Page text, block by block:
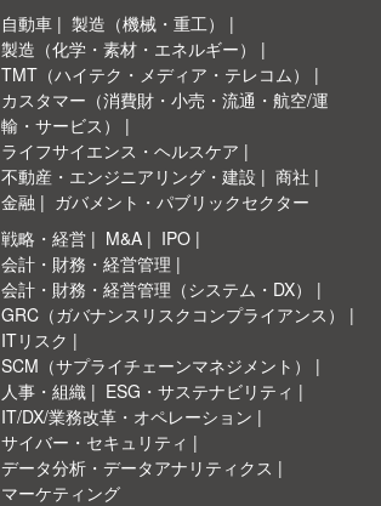
自動車
製造（機械・重工）
製造（化学・素材・エネルギー）
TMT（ハイテク・メディア・テレコム）
カスタマー（消費財・小売・流通・航空/運
輸・サービス）
ライフサイエンス・ヘルスケア
不動産・エンジニアリング・建設
商社
金融
ガバメント・パブリックセクター
戦略・経営 M&A
IPO
会計・財務・経営管理
会計・財務・経営管理（システム・DX）
GRC（ガバナンスリスクコンプライアンス）
ITリスク
SCM（サプライチェーンマネジメント）
人事・組織
ESG・サステナビリティ
IT/DX/業務改革・オペレーション
サイバー・セキュリティ
データ分析・データアナリティクス
マーケティング